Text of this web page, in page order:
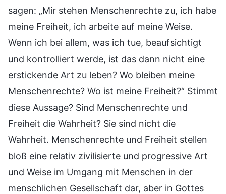
sagen: „Mir stehen Menschenrechte zu, ich habe
meine Freiheit, ich arbeite auf meine Weise.
Wenn ich bei allem, was ich tue, beaufsichtigt
und kontrolliert werde, ist das dann nicht eine
erstickende Art zu leben? Wo bleiben meine
Menschenrechte? Wo ist meine Freiheit?“ Stimmt
diese Aussage? Sind Menschenrechte und
Freiheit die Wahrheit? Sie sind nicht die
Wahrheit. Menschenrechte und Freiheit stellen
bloß eine relativ zivilisierte und progressive Art
und Weise im Umgang mit Menschen in der
menschlichen Gesellschaft dar, aber in Gottes